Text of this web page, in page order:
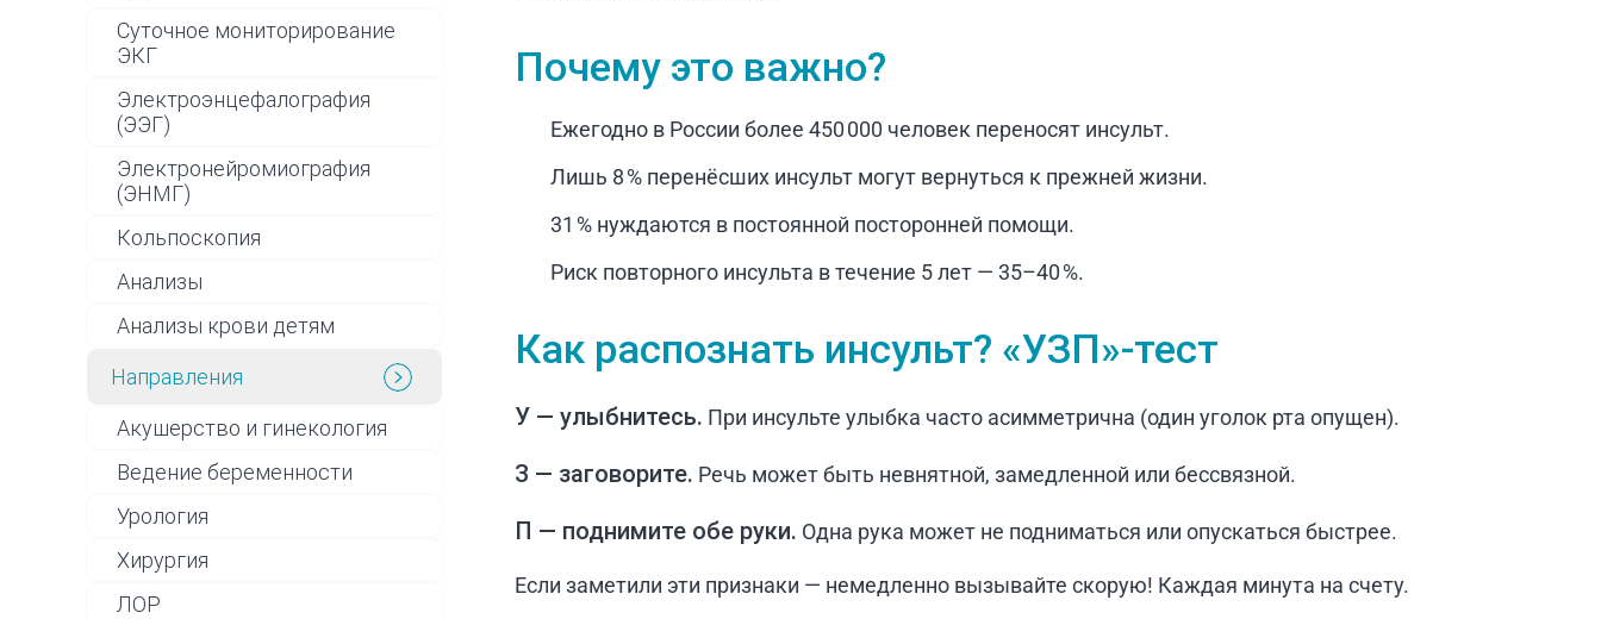
Суточное мониторирование
ЭКГ
Электроэнцефалография
(ЭЭГ)
Электронейромиография
(ЭНМГ)
Кольпоскопия
Анализы
Анализы крови детям
Направления
Акушерство и гинекология
Ведение беременности
Урология
Хирургия
ЛОР
Почему это важно?
Ежегодно в России более 450 000 человек переносят инсульт.
Лишь 8 % перенёсших инсульт могут вернуться к прежней жизни.
31 % нуждаются в постоянной посторонней помощи.
Риск повторного инсульта в течение 5 лет — 35–40 %.
Как распознать инсульт? «УЗП»‑тест
У — улыбнитесь. При инсульте улыбка часто асимметрична (один уголок рта опущен).
З — заговорите. Речь может быть невнятной, замедленной или бессвязной.
П — поднимите обе руки. Одна рука может не подниматься или опускаться быстрее.
Если заметили эти признаки — немедленно вызывайте скорую! Каждая минута на счету.